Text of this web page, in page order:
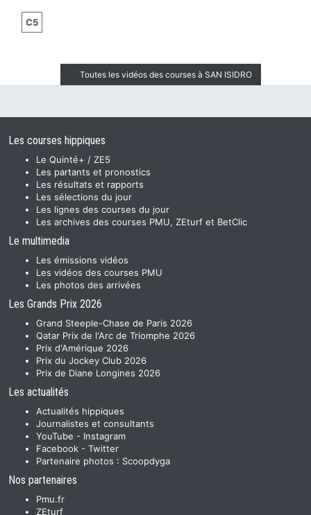
C5
Toutes les vidéos des courses à SAN ISIDRO
Les courses hippiques
Le Quinté+ / ZE5
Les partants et pronostics
Les résultats et rapports
Les sélections du jour
Les lignes des courses du jour
Les archives des courses PMU, ZEturf et BetClic
Le multimedia
Les émissions vidéos
Les vidéos des courses PMU
Les photos des arrivées
Les Grands Prix 2026
Grand Steeple-Chase de Paris 2026
Qatar Prix de l'Arc de Triomphe 2026
Prix d'Amérique 2026
Prix du Jockey Club 2026
Prix de Diane Longines 2026
Les actualités
Actualités hippiques
Journalistes et consultants
YouTube - Instagram
Facebook - Twitter
Partenaire photos : Scoopdyga
Nos partenaires
Pmu.fr
ZEturf